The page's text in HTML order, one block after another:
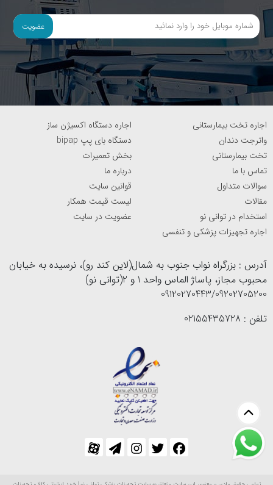
عضویت
اجاره تخت بیمارستانی
اجاره دستگاه اکسیژن ساز
واترجت دندان
دستگاه بای پپ bipap
تخت بیمارستانی
بخش تعمیرات
تماس با ما
درباره ما
سوالات متداول
قوانین سایت
مقالات
لیست قیمت همکار
استخدام در توانی نو
عضویت در سایت
اجاره تجهیزات پزشکی و تنفسی
آدرس : بزرگراه نواب جنوب به شمال(لاین کند رو)، نرسیده به خیابان
محبوب مجاز، پاساژ الماس واحد 1 و 2(توانی نو)
09120270443/09202705200
تلفن : 02155435728